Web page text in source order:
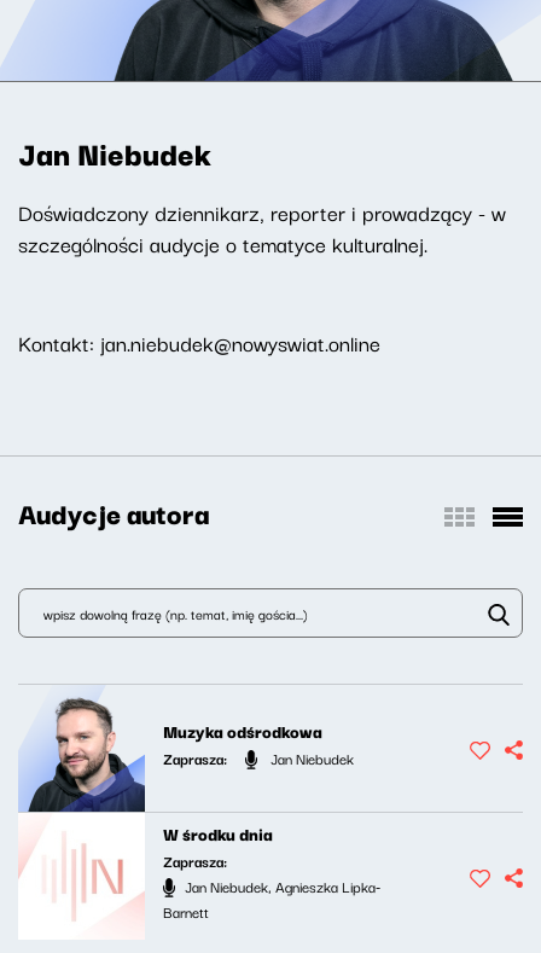
Jan Niebudek
Doświadczony dziennikarz, reporter i prowadzący - w
szczególności audycje o tematyce kulturalnej.
Kontakt: jan.niebudek@nowyswiat.online
Audycje autora
Muzyka odśrodkowa
Zaprasza: Jan Niebudek
W środku dnia
Zaprasza:
Jan Niebudek, Agnieszka Lipka-
Barnett